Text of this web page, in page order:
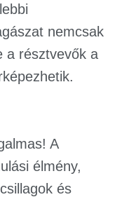
nemcsak
a résztvevők a
A
élmény,
és